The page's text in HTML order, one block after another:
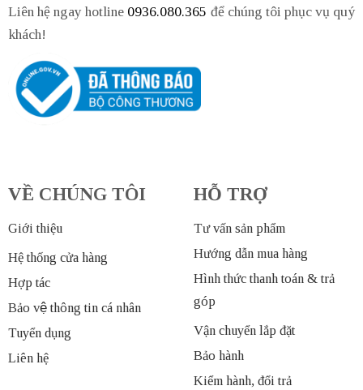
Liên hệ ngay hotline 0936.080.365 để chúng tôi phục vụ quý
khách!
VỀ CHÚNG TÔI
Giới thiệu
Hệ thống cửa hàng
Hợp tác
Bảo vệ thông tin cá nhân
Tuyển dụng
Liên hệ
HỖ TRỢ
Tư vấn sản phẩm
Hướng dẫn mua hàng
Hình thức thanh toán & trả
góp
Vận chuyển lắp đặt
Bảo hành
Kiểm hành, đổi trả